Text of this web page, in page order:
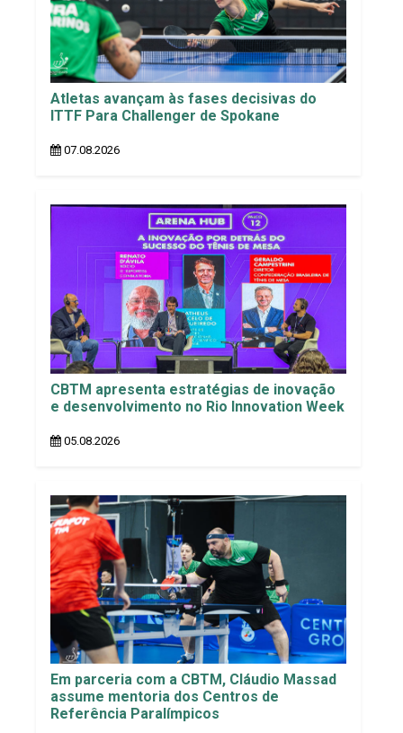
Atletas avançam às fases decisivas do
ITTF Para Challenger de Spokane
07.08.2026
CBTM apresenta estratégias de inovação
e desenvolvimento no Rio Innovation Week
05.08.2026
Em parceria com a CBTM, Cláudio Massad
assume mentoria dos Centros de
Referência Paralímpicos